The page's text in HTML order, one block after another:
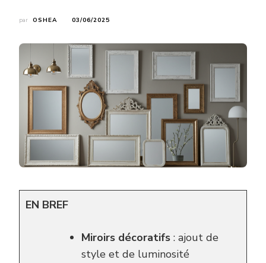
par OSHEA 03/06/2025
EN BREF
Miroirs décoratifs : ajout de
style et de luminosité